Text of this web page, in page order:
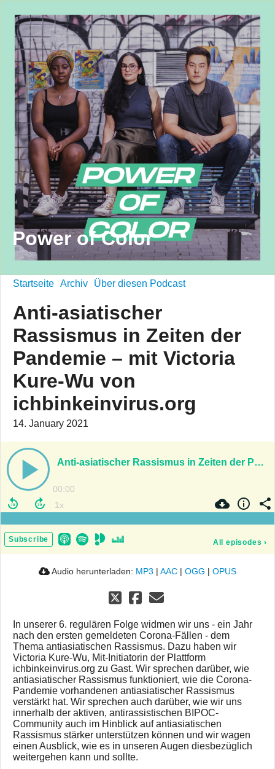
Power of Color
Startseite Archiv Über diesen Podcast
Anti-asiatischer
Rassismus in Zeiten der
Pandemie – mit Victoria
Kure-Wu von
ichbinkeinvirus.org
14. January 2021
Anti-asiatischer Rassismus in Zeiten der Pandemie – mit Victoria Kure-Wu von ichbinkeinvirus.org
00:00
Subscribe All episodes ›
Audio herunterladen: MP3 | AAC | OGG | OPUS
In unserer 6. regulären Folge widmen wir uns - ein Jahr
nach den ersten gemeldeten Corona-Fällen - dem
Thema antiasiatischen Rassismus. Dazu haben wir
Victoria Kure-Wu, Mit-Initiatorin der Plattform
ichbinkeinvirus.org zu Gast. Wir sprechen darüber, wie
antiasiatischer Rassismus funktioniert, wie die Corona-
Pandemie vorhandenen antiasiatischer Rassismus
verstärkt hat. Wir sprechen auch darüber, wie wir uns
innerhalb der aktiven, antirassistischen BIPOC-
Community auch im Hinblick auf antiasiatischen
Rassismus stärker unterstützen können und wir wagen
einen Ausblick, wie es in unseren Augen diesbezüglich
weitergehen kann und sollte.